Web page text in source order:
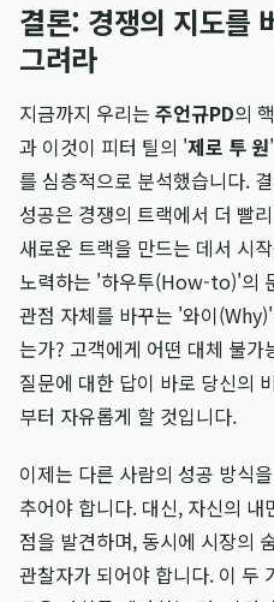
결론: 경쟁의 지도를
그려라
지금까지 우리는 주언규PD의
과 이것이 피터 틸의 '제로 투 원
를 심층적으로 분석했습니다.
성공은 경쟁의 트랙에서 더 빨
새로운 트랙을 만드는 데서 시
노력하는 '하우투(How-to)'의
관점 자체를 바꾸는 '와이
는가? 고객에게 어떤 대체 불가
질문에 대한 답이 바로 당신의
부터 자유롭게 할 것입니다.
이제는 다른 사람의 성공 방식
추어야 합니다. 대신, 자신의
점을 발견하며, 동시에 시장의
관찰자가 되어야 합니다. 이 두